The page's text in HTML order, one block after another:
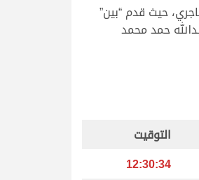
حيث قدم “بين”
الوصافة لـ “الكايد” ملك عبدالله حمد محمد
التوقيت
12:30:34